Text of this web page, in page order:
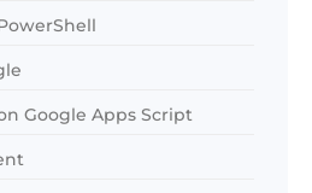
Google Apps Script